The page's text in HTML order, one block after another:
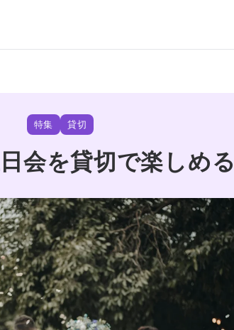
特集 貸切
日会を貸切で楽しめ